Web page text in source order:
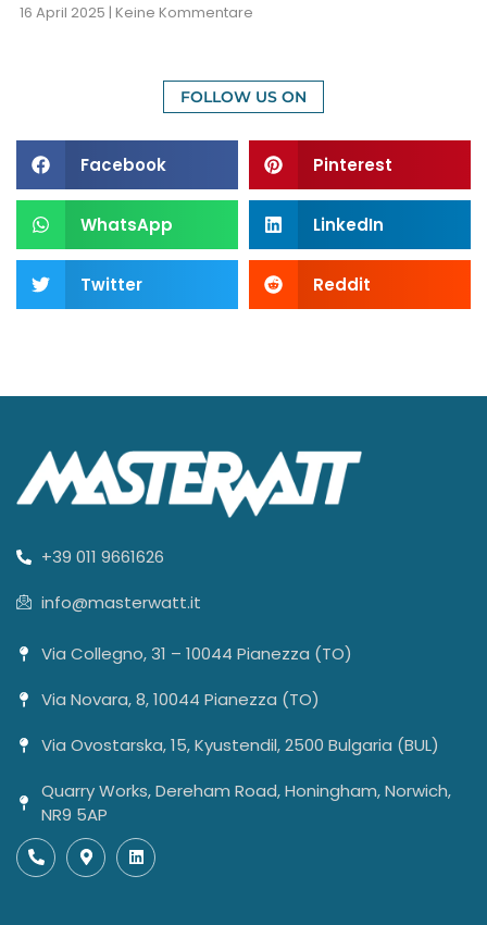
16 April 2025 Keine Kommentare
FOLLOW US ON
Facebook Pinterest
WhatsApp LinkedIn
Twitter Reddit
+39 011 9661626
info@masterwatt.it
Via Collegno, 31 – 10044 Pianezza (TO)
Via Novara, 8, 10044 Pianezza (TO)
Via Ovostarska, 15, Kyustendil, 2500 Bulgaria (BUL)
Quarry Works, Dereham Road, Honingham, Norwich,
NR9 5AP